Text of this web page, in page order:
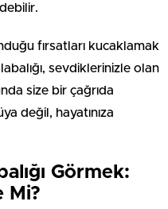
fırsatları kucaklamak
sevdiklerinizle olan
size bir çağrıda
değil, hayatınıza
Görmek:
Mi?